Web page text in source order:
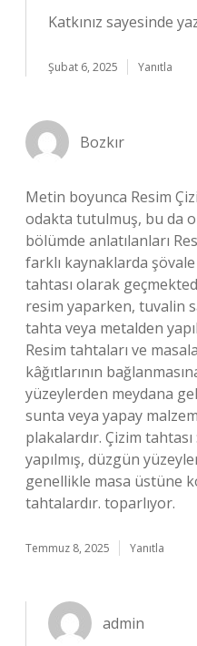
Katkınız sayesinde
Şubat 6, 2025 Yanıtla
Bozkır
Metin boyunca Resim
odakta tutulmuş, bu da
bölümde anlatılanları
farklı kaynaklarda şövale
tahtası olarak
resim yaparken, tuvalin
tahta veya metalden
Resim tahtaları ve
kâğıtlarının
yüzeylerden meydana
sunta veya yapay
plakalardır. Çizim
yapılmış, düzgün
genellikle masa üstüne
tahtalardır. toparlıyor.
Temmuz 8, 2025 Yanıtla
admin